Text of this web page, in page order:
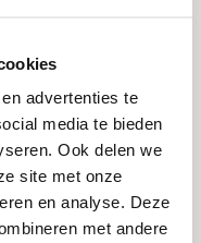
advertenties te
media te bieden
Ook delen we
site met onze
en analyse. Deze
met andere